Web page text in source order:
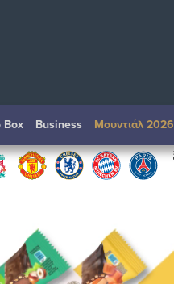
Box Βusiness Μουντιάλ 2026